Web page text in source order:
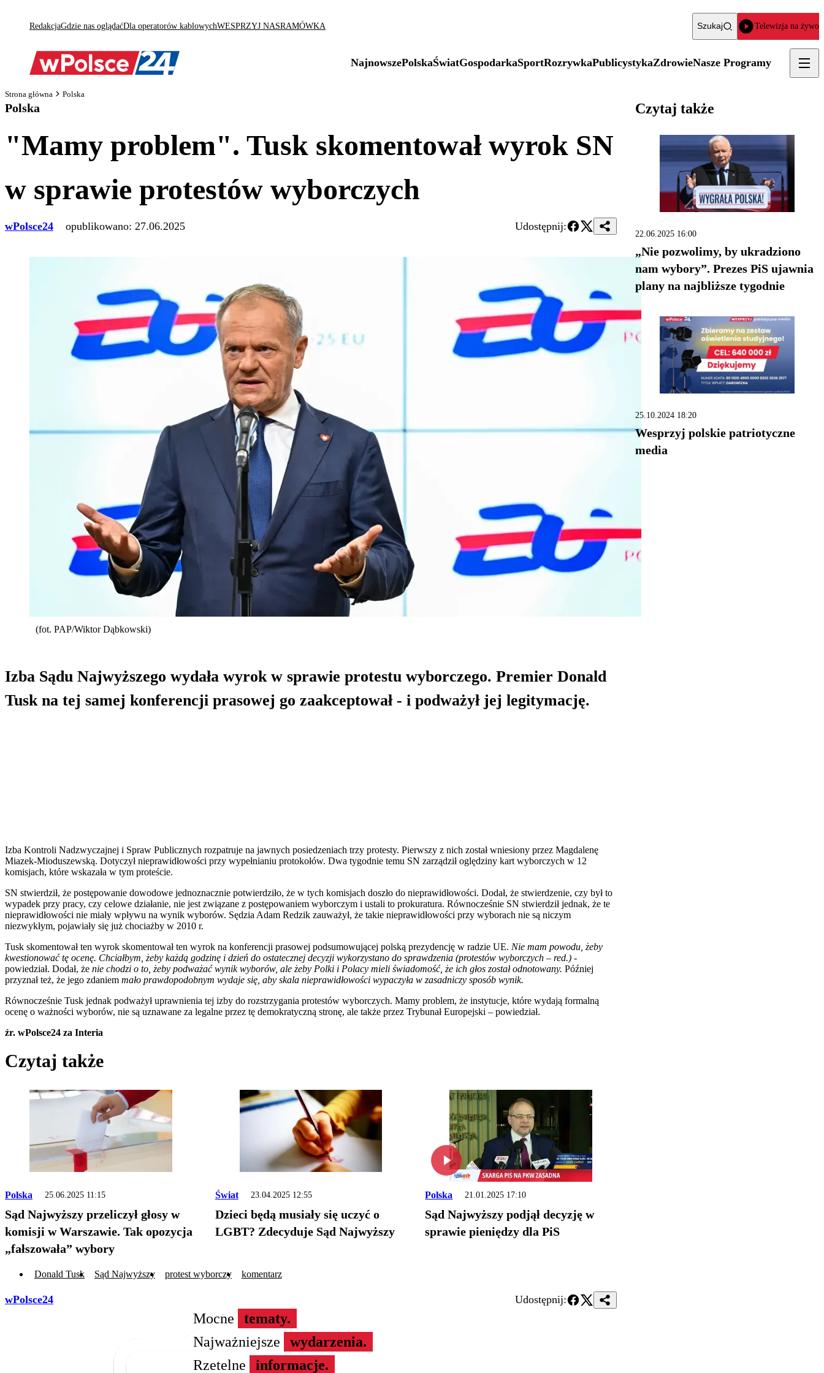
RedakcjaGdzie nas oglądaćDla operatorów kablowychWESPRZYJ NASRAMÓWKA Szukaj Telewizja na żywo
NajnowszePolskaŚwiatGospodarkaSportRozrywkaPublicystykaZdrowieNasze Programy
Strona główna Polska
Polska
"Mamy problem". Tusk skomentował wyrok SN
w sprawie protestów wyborczych
wPolsce24 opublikowano: 27.06.2025 Udostępnij:
(fot. PAP/Wiktor Dąbkowski)
Izba Sądu Najwyższego wydała wyrok w sprawie protestu wyborczego. Premier Donald
Tusk na tej samej konferencji prasowej go zaakceptował - i podważył jej legitymację.
Izba Kontroli Nadzwyczajnej i Spraw Publicznych rozpatruje na jawnych posiedzeniach trzy protesty. Pierwszy z nich został wniesiony przez Magdalenę
Miazek-Mioduszewską. Dotyczył nieprawidłowości przy wypełnianiu protokołów. Dwa tygodnie temu SN zarządził oględziny kart wyborczych w 12
komisjach, które wskazała w tym proteście.
SN stwierdził, że postępowanie dowodowe jednoznacznie potwierdziło, że w tych komisjach doszło do nieprawidłowości. Dodał, że stwierdzenie, czy był to
wypadek przy pracy, czy celowe działanie, nie jest związane z postępowaniem wyborczym i ustali to prokuratura. Równocześnie SN stwierdził jednak, że te
nieprawidłowości nie miały wpływu na wynik wyborów. Sędzia Adam Redzik zauważył, że takie nieprawidłowości przy wyborach nie są niczym
niezwykłym, pojawiały się już chociażby w 2010 r.
Tusk skomentował ten wyrok skomentował ten wyrok na konferencji prasowej podsumowującej polską prezydencję w radzie UE. Nie mam powodu, żeby
kwestionować tę ocenę. Chciałbym, żeby każdą godzinę i dzień do ostatecznej decyzji wykorzystano do sprawdzenia (protestów wyborczych – red.) -
powiedział. Dodał, że nie chodzi o to, żeby podważać wynik wyborów, ale żeby Polki i Polacy mieli świadomość, że ich głos został odnotowany. Później
przyznał też, że jego zdaniem mało prawdopodobnym wydaje się, aby skala nieprawidłowości wypaczyła w zasadniczy sposób wynik.
Równocześnie Tusk jednak podważył uprawnienia tej izby do rozstrzygania protestów wyborczych. Mamy problem, że instytucje, które wydają formalną
ocenę o ważności wyborów, nie są uznawane za legalne przez tę demokratyczną stronę, ale także przez Trybunał Europejski – powiedział.
źr. wPolsce24 za Interia
Czytaj także
Polska 25.06.2025 11:15
Sąd Najwyższy przeliczył głosy w
komisji w Warszawie. Tak opozycja
„fałszowała” wybory
Świat 23.04.2025 12:55
Dzieci będą musiały się uczyć o
LGBT? Zdecyduje Sąd Najwyższy
Polska 21.01.2025 17:10
Sąd Najwyższy podjął decyzję w
sprawie pieniędzy dla PiS
Donald Tusk Sąd Najwyższy protest wyborczy komentarz
wPolsce24 Udostępnij:
Mocne
tematy.
Najważniejsze
wydarzenia.
Rzetelne
informacje.
Czytaj także
22.06.2025 16:00
„Nie pozwolimy, by ukradziono
nam wybory”. Prezes PiS ujawnia
plany na najbliższe tygodnie
25.10.2024 18:20
Wesprzyj polskie patriotyczne
media